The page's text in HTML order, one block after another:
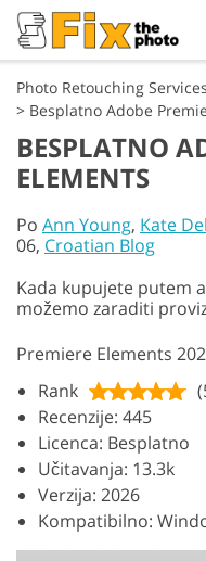
Photo Retouching Services
> Besplatno Adobe
BESPLATNO
ELEMENTS
Po Ann Young, Kate
06, Croatian Blog
Kada kupujete putem
možemo zaraditi
Premiere Elements
Rank
Recenzije: 445
Licenca: Besplatno
Učitavanja: 13.3k
Verzija: 2026
Kompatibilno: